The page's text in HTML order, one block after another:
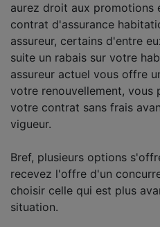
aurez droit aux promotions
contrat d'assurance
assureur, certains d'entre
suite un rabais sur votre
assureur actuel vous offre
votre renouvellement, vous
votre contrat sans frais
vigueur.
Bref, plusieurs options
recevez l'offre d'un
choisir celle qui est plus
situation.